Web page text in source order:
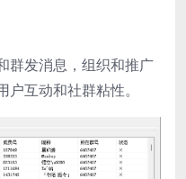
群发消息，组织和推广
互动和社群粘性。